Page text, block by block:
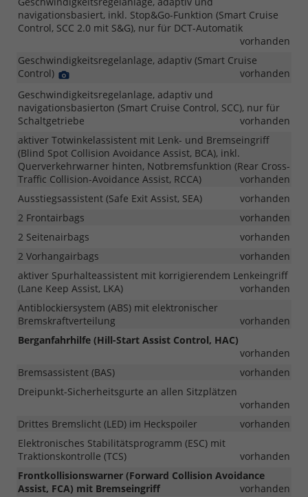
navigationsbasiert, inkl. Stop&Go-Funktion (Smart Cruise
Control, SCC 2.0 mit S&G), nur für DCT-Automatik
vorhanden
Geschwindigkeitsregelanlage, adaptiv (Smart Cruise
Control)
vorhanden
Geschwindigkeitsregelanlage, adaptiv und
navigationsbasierton (Smart Cruise Control, SCC), nur für
Schaltgetriebe
vorhanden
aktiver Totwinkelassistent mit Lenk- und Bremseingriff
(Blind Spot Collision Avoidance Assist, BCA), inkl.
Querverkehrwarner hinten, Notbremsfunktion (Rear Cross-
Traffic Collision-Avoidance Assist, RCCA)
vorhanden
Ausstiegsassistent (Safe Exit Assist, SEA)
vorhanden
2 Frontairbags
vorhanden
2 Seitenairbags
vorhanden
2 Vorhangairbags
vorhanden
aktiver Spurhalteassistent mit korrigierendem Lenkeingriff
(Lane Keep Assist, LKA)
vorhanden
Antiblockiersystem (ABS) mit elektronischer
Bremskraftverteilung
vorhanden
Berganfahrhilfe (Hill-Start Assist Control, HAC)
vorhanden
Bremsassistent (BAS)
vorhanden
Dreipunkt-Sicherheitsgurte an allen Sitzplätzen
vorhanden
Drittes Bremslicht (LED) im Heckspoiler
vorhanden
Elektronisches Stabilitätsprogramm (ESC) mit
Traktionskontrolle (TCS)
vorhanden
Frontkollisionswarner (Forward Collision Avoidance
Assist, FCA) mit Bremseingriff
vorhanden